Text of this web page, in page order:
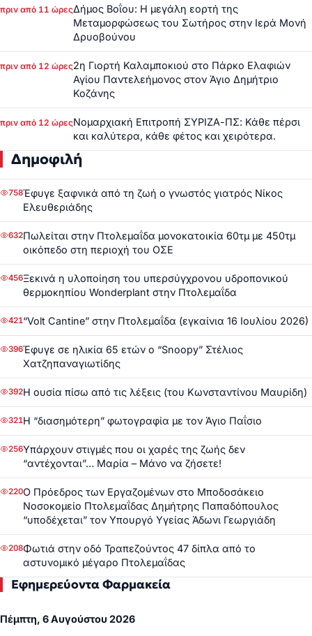
πριν από 11 ώρεςΔήμος Βοΐου: Η μεγάλη εορτή της
Μεταμορφώσεως του Σωτήρος στην Ιερά Μονή
Δρυοβούνου
πριν από 12 ώρες2η Γιορτή Καλαμποκιού στο Πάρκο Ελαφιών
Αγίου Παντελεήμονος στον Άγιο Δημήτριο
Κοζάνης
πριν από 12 ώρεςΝομαρχιακή Επιτροπή ΣΥΡΙΖΑ-ΠΣ: Κάθε πέρσι
και καλύτερα, κάθε φέτος και χειρότερα.
Δημοφιλή
758Έφυγε ξαφνικά από τη ζωή ο γνωστός γιατρός Νίκος
Ελευθεριάδης
632Πωλείται στην Πτολεμαΐδα μονοκατοικία 60τμ με 450τμ
οικόπεδο στη περιοχή του ΟΣΕ
456Ξεκινά η υλοποίηση του υπερσύγχρονου υδροπονικού
θερμοκηπίου Wonderplant στην Πτολεμαΐδα
421“Volt Cantine” στην Πτολεμαΐδα (εγκαίνια 16 Ιουλίου 2026)
396Έφυγε σε ηλικία 65 ετών ο “Snoopy” Στέλιος
Χατζηπαναγιωτίδης
392Η ουσία πίσω από τις λέξεις (του Κωνσταντίνου Μαυρίδη)
321Η “διασημότερη” φωτογραφία με τον Άγιο Παΐσιο
256Υπάρχουν στιγμές που οι χαρές της ζωής δεν
“αντέχονται”… Μαρία – Μάνο να ζήσετε!
220Ο Πρόεδρος των Εργαζομένων στο Μποδοσάκειο
Νοσοκομείο Πτολεμαΐδας Δημήτρης Παπαδόπουλος
“υποδέχεται” τον Υπουργό Υγείας Άδωνι Γεωργιάδη
208Φωτιά στην οδό Τραπεζούντος 47 δίπλα από το
αστυνομικό μέγαρο Πτολεμαΐδας
Εφημερεύοντα Φαρμακεία
Πέμπτη, 6 Αυγούστου 2026